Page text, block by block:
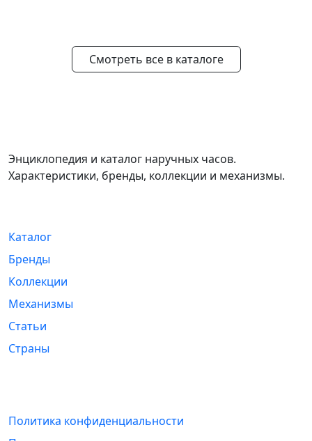
Смотреть все в каталоге
Энциклопедия и каталог наручных часов.
Характеристики, бренды, коллекции и механизмы.
Каталог
Бренды
Коллекции
Механизмы
Статьи
Страны
Политика конфиденциальности